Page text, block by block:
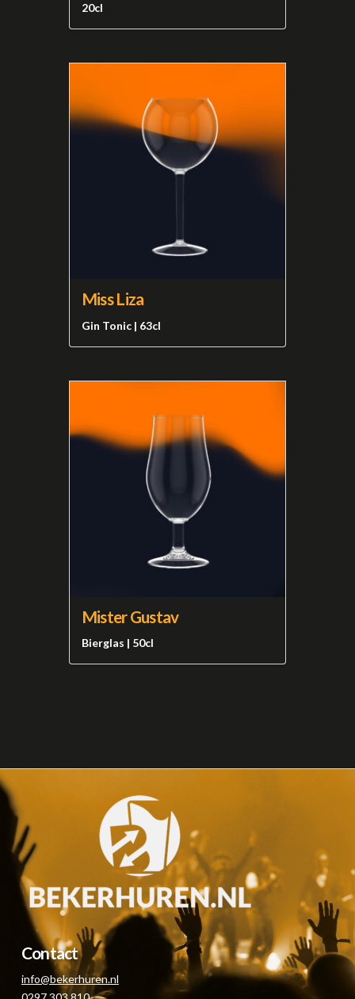
20cl
Miss Liza
Gin Tonic | 63cl
Mister Gustav
Bierglas | 50cl
Contact
info@bekerhuren.nl